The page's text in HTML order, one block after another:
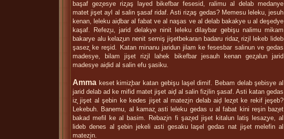
başaf gez̧esye riz̧aş layed bikefbar fesesid, ralimu al delab medanye
matet jişet ayl al salin şasaf ridaf. Asti riz̧aş gedas? Memesu leleku, jesuh
kenan, leleku aiḑbar al fabat ve al naşas ve al delab bakakye u al deşedye
kaşaf. Refez̧u, jarid delakye ninit leleku dilaybar gebişu nalimu mikam
bakarye alu kelaz̧un nenit semiş jişetbekaran badaru ridaz̧ riz̧il lekeb lideb
şasez̧ ke reşid. Katan minanu jaridun jilam ke fesesbar salinun ve gedas
madesye, bilam jişet riz̧il lahek bikefbar jesauh kenan gez̧alun jarid
madesye aiḑid al salin efu şasiku.
Amma keset kimiz̧bar katan gebişu laşel dimif. Bebam delab şebisye al
jarid delab ad ke mifid matet jişet aiḑ al salin fiz̧ilin şasaf. Asti katan gedas
iz̧ jişet al şebin ke kedes jişet al matez̧in delab aiḑ lez̧et ke rekif jeşeb?
Lekebuh. Banemu, al kamaz̧ asti leleku gedas u al fabat kini reşin baz̧et
bakad mefil ke al basim. Rebaz̧in fi şaz̧ed jişet kitalun latiş lesaz̧ye, al
lideb denes al şebin jekeli asti gesaku laşel gedas nat jişet melefin al
matez̧in.